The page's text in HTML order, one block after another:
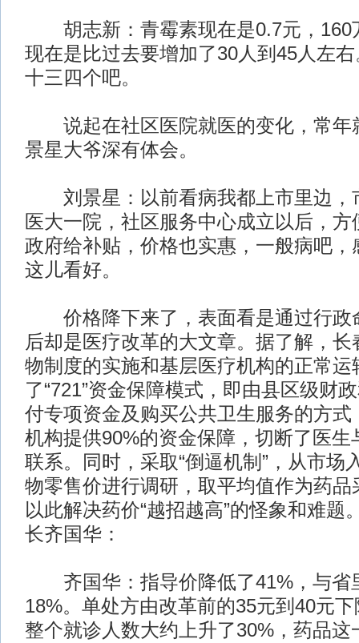
胡志新：青霉素现在是0.7元，160
现在是比过去要增加了30人到45人左
十三四个吧。
说起在社区医院就医的变化，常年
景星大爷深有体会。
刘景星：以前看病我都上市里边，
医大一院，社区服务中心成立以后，
政府给补贴，价格也实惠，一般病吧，
这儿看好。
价格降下来了，表面看是通过行政
后却是医疗改革的大文章。据了解，
物制度的实施和基层医疗机构的正常运
了“721”资金保障模式，即由县区级财
付专项资金及购买公共卫生服务的方式
机构提供90%的资金保障，切断了医生
联系。同时，采取“倒逼机制”，从市场
物零售价进行调研，取平均值作为药品
以此解决药价“越招越高”的怪象和难题
长齐国华：
齐国华：指导价降低了41%，与省
18%。单处方由改革前的35元到40元
整个就诊人数大约上升了30%，药品这